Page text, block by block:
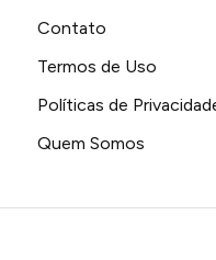
Contato
Termos de Uso
Políticas de
Quem Somos